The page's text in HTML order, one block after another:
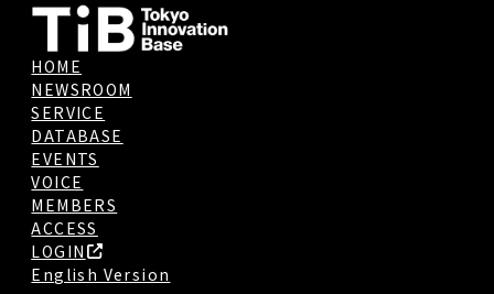
HOME
NEWSROOM
SERVICE
DATABASE
EVENTS
VOICE
MEMBERS
ACCESS
LOGIN
English Version